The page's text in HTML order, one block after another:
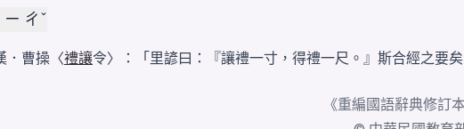
ㄧ ㄔˇ
．曹操〈禮讓令〉：「里諺曰：『讓禮一寸，得禮一尺。』斯合經之要矣
《重編國語辭典修訂